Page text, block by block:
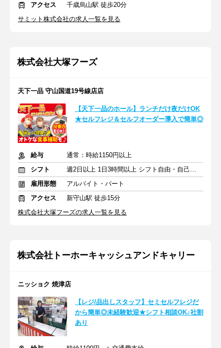
アクセス
千歳烏山駅 徒歩20分
サミット株式会社の求人一覧を見る
株式会社大塚フーズ
天下一品 守山国道19号線店店
【天下一品のホール】ランチだけ夜だけOK
★セルフレジ＆セルフオーダー導入で簡単◎
給与
通常：時給1150円以上
シフト
週2日以上 1日3時間以上 シフト自由・自己申告
雇用形態
アルバイト・パート
アクセス
新守山駅 徒歩15分
株式会社大塚フーズの求人一覧を見る
株式会社トーホーキャッシュアンドキャリー
ニッショク 焼津店
【レジ/品出しスタッフ】セミセルフレジだ
から簡単◎未経験歓迎★シフト相談OK♪社割
あり